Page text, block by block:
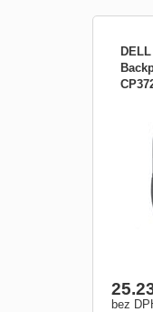
Batoh
bez